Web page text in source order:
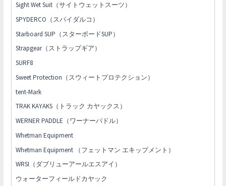
Sight Wet Suit（サイトウェットスーツ）
SPYDERCO（スパイダルコ）
Starboard SUP（スターボードSUP）
Strapgear（ストラップギア）
SURF8
Sweet Protection（スウィートプロテクション）
tent-Mark
TRAK KAYAKS（トラック カヤックス）
WERNER PADDLE（ワーナーパドル）
Whetman Equipment
Whetman Equipment （フェットマン エキップメント）
WRSI（ダブリューアールエスアイ）
ウォーターフィールドカヤック